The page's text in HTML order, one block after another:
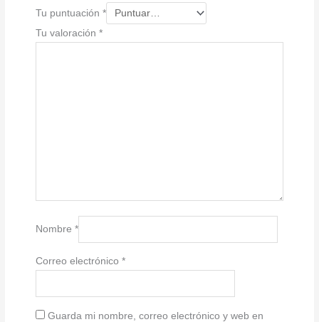
Tu puntuación*
Tu valoración*
Nombre*
Correo electrónico*
Guarda mi nombre, correo electrónico y web en